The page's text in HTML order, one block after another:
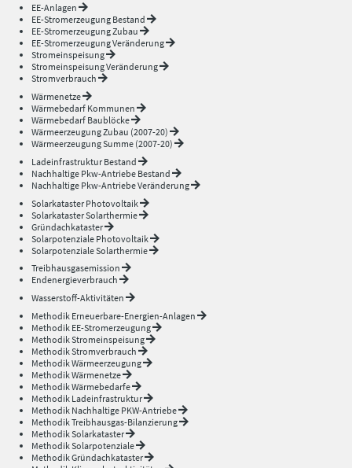
EE-Anlagen
EE-Stromerzeugung Bestand
EE-Stromerzeugung Zubau
EE-Stromerzeugung Veränderung
Stromeinspeisung
Stromeinspeisung Veränderung
Stromverbrauch
Wärmenetze
Wärmebedarf Kommunen
Wärmebedarf Baublöcke
Wärmeerzeugung Zubau (2007-20)
Wärmeerzeugung Summe (2007-20)
Ladeinfrastruktur Bestand
Nachhaltige Pkw-Antriebe Bestand
Nachhaltige Pkw-Antriebe Veränderung
Solarkataster Photovoltaik
Solarkataster Solarthermie
Gründachkataster
Solarpotenziale Photovoltaik
Solarpotenziale Solarthermie
Treibhausgasemission
Endenergieverbrauch
Wasserstoff-Aktivitäten
Methodik Erneuerbare-Energien-Anlagen
Methodik EE-Stromerzeugung
Methodik Stromeinspeisung
Methodik Stromverbrauch
Methodik Wärmeerzeugung
Methodik Wärmenetze
Methodik Wärmebedarfe
Methodik Ladeinfrastruktur
Methodik Nachhaltige PKW-Antriebe
Methodik Treibhausgas-Bilanzierung
Methodik Solarkataster
Methodik Solarpotenziale
Methodik Gründachkataster